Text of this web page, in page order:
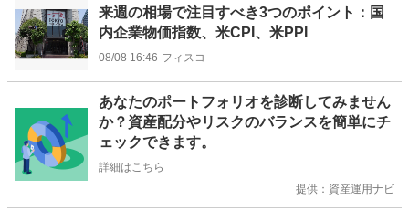
来週の相場で注目すべき3つのポイント：国
内企業物価指数、米CPI、米PPI
08/08 16:46 フィスコ
あなたのポートフォリオを診断してみません
か？資産配分やリスクのバランスを簡単にチ
ェックできます。
詳細はこちら
提供：資産運用ナビ